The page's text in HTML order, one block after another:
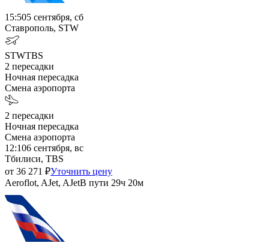
15:505 сентября, сб
Ставрополь, STW
STWTBS
2 пересадки
Ночная пересадка
Смена аэропорта
2 пересадки
Ночная пересадка
Смена аэропорта
12:106 сентября, вс
Тбилиси, TBS
от 36 271 ₽Уточнить цену
Aeroflot, AJet, AJetВ пути 29ч 20м